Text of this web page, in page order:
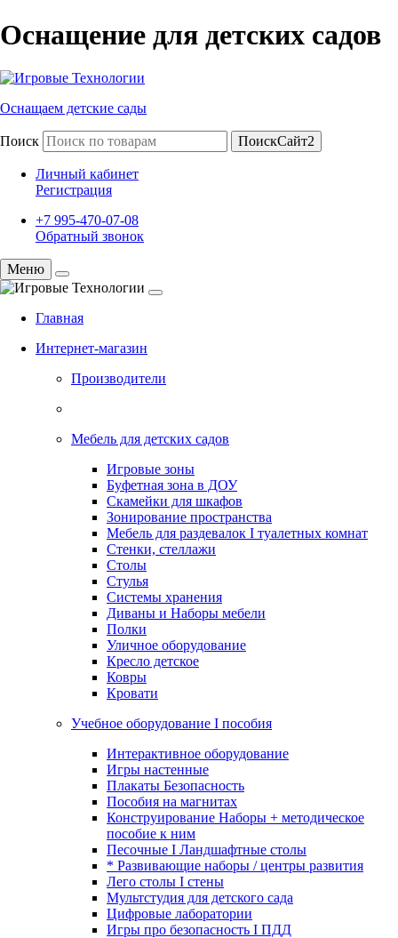
Оснащение для детских садов
Оснащаем детские сады
Поиск ПоискСайт2
Личный кабинет
Регистрация
+7 995-470-07-08
Обратный звонок
Меню
Главная
Интернет-магазин
Производители
Мебель для детских садов
Игровые зоны
Буфетная зона в ДОУ
Скамейки для шкафов
Зонирование пространства
Мебель для раздевалок I туалетных комнат
Стенки, стеллажи
Столы
Стулья
Системы хранения
Диваны и Наборы мебели
Полки
Уличное оборудование
Кресло детское
Ковры
Кровати
Учебное оборудование I пособия
Интерактивное оборудование
Игры настенные
Плакаты Безопасность
Пособия на магнитах
Конструирование Наборы + методическое
пособие к ним
Песочные I Ландшафтные столы
* Развивающие наборы / центры развития
Лего столы I стены
Мультстудия для детского сада
Цифровые лаборатории
Игры про безопасность I ПДД